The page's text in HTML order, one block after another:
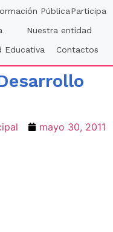
PúblicaParticipa
Nuestra entidad
Educativa Contactos
mayo 30, 2011